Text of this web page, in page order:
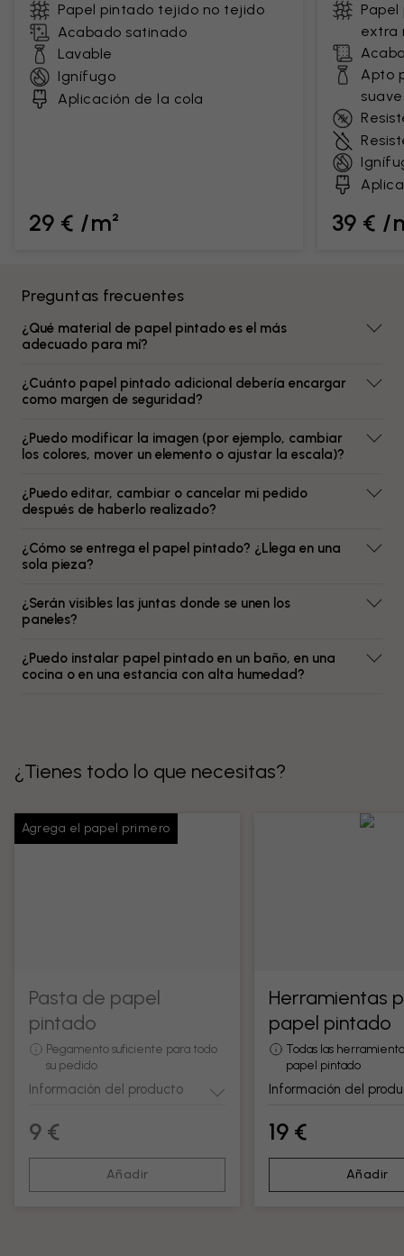
Papel pintado tejido no tejido
Acabado satinado
Lavable
Ignífugo
Aplicación de la cola
29 € /m²
extra
Apto
39 € /
Preguntas frecuentes
¿Qué material de papel pintado es el más
adecuado para mí?
¿Cuánto papel pintado adicional debería encargar
como margen de seguridad?
¿Puedo modificar la imagen (por ejemplo, cambiar
los colores, mover un elemento o ajustar la escala)?
¿Puedo editar, cambiar o cancelar mi pedido
después de haberlo realizado?
¿Cómo se entrega el papel pintado? ¿Llega en una
sola pieza?
¿Serán visibles las juntas donde se unen los
paneles?
¿Puedo instalar papel pintado en un baño, en una
cocina o en una estancia con alta humedad?
¿Tienes todo lo que necesitas?
Agrega el papel primero
Pasta de papel
pintado
Pegamento suficiente para todo
su pedido
Información del producto
9 €
Añadir
Herramientas
papel pintado
Todas las
papel pintado
Información del
19 €
Añadir